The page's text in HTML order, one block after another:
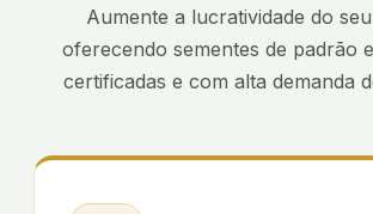
Aumente a lucratividade do
oferecendo sementes de padrão
certificadas e com alta demanda